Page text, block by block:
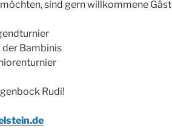
sind gern willkommene
der Bambinis
Rudi!